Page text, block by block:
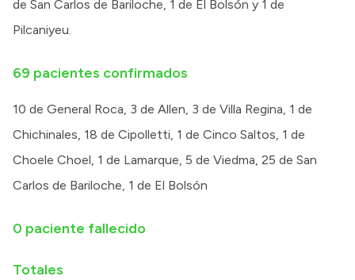
de San Carlos de Bariloche, 1 de El Bolsón y 1 de
Pilcaniyeu.
69 pacientes confirmados
10 de General Roca, 3 de Allen, 3 de Villa Regina, 1 de
Chichinales, 18 de Cipolletti, 1 de Cinco Saltos, 1 de
Choele Choel, 1 de Lamarque, 5 de Viedma, 25 de San
Carlos de Bariloche, 1 de El Bolsón
0 paciente fallecido
Totales